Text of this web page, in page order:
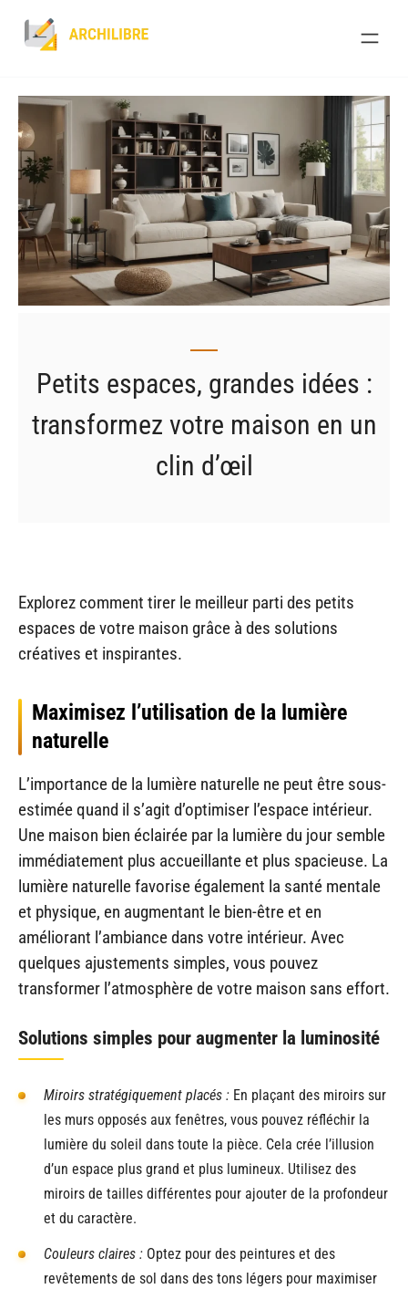
Petits espaces, grandes idées :
transformez votre maison en un
clin d’œil
Explorez comment tirer le meilleur parti des petits
espaces de votre maison grâce à des solutions
créatives et inspirantes.
Maximisez l’utilisation de la lumière
naturelle
L’importance de la lumière naturelle ne peut être sous-
estimée quand il s’agit d’optimiser l’espace intérieur.
Une maison bien éclairée par la lumière du jour semble
immédiatement plus accueillante et plus spacieuse. La
lumière naturelle favorise également la santé mentale
et physique, en augmentant le bien-être et en
améliorant l’ambiance dans votre intérieur. Avec
quelques ajustements simples, vous pouvez
transformer l’atmosphère de votre maison sans effort.
Solutions simples pour augmenter la luminosité
Miroirs stratégiquement placés : En plaçant des miroirs sur
les murs opposés aux fenêtres, vous pouvez réfléchir la
lumière du soleil dans toute la pièce. Cela crée l’illusion
d’un espace plus grand et plus lumineux. Utilisez des
miroirs de tailles différentes pour ajouter de la profondeur
et du caractère.
Couleurs claires : Optez pour des peintures et des
revêtements de sol dans des tons légers pour maximiser